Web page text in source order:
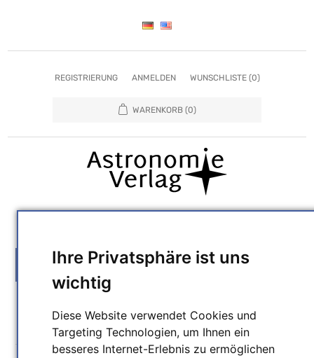
Ihre Privatsphäre ist uns
wichtig
Diese Website verwendet Cookies und
Targeting Technologien, um Ihnen ein
besseres Internet-Erlebnis zu ermöglichen
REGISTRIERUNG ANMELDEN WUNSCHLISTE (0)
WARENKORB (0)
MENU
Datenschutzerklärung